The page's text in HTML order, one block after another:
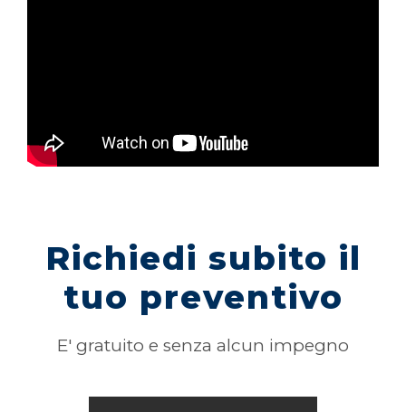
Richiedi subito il
tuo preventivo
E' gratuito e senza alcun impegno